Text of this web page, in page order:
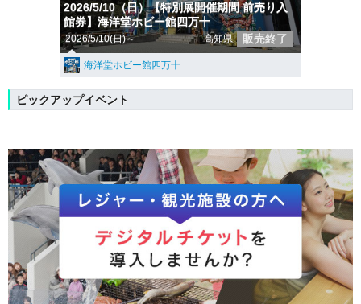
2026/5/10（日）【特別展開催期間 前売り入
館券】海洋堂ホビー館四万十
2026/5/10(日)～ 高知県 販売終了
海洋堂ホビー館四万十
ピックアップイベント